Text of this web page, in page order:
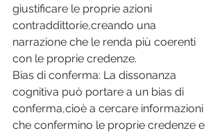
giustificare le proprie azioni
contraddittorie,creando una
narrazione che le renda più coerenti
con le proprie credenze.
Bias di conferma: La dissonanza
cognitiva può portare a un bias di
conferma,cioè a cercare informazioni
che confermino le proprie credenze e